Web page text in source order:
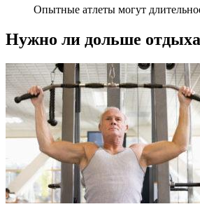
Опытные атлеты могут
Нужно ли дольше